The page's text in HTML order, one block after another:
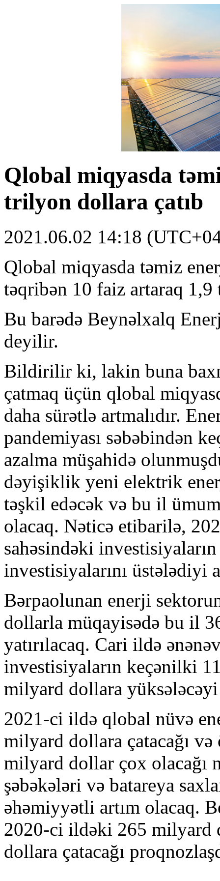
Qlobal miqyasda
trilyon dollara çatıb
2021.06.02 14:18
Qlobal miqyasda təmiz
təqribən 10 faiz artaraq
Bu barədə Beynəlxalq
deyilir.
Bildirilir ki, lakin buna
çatmaq üçün qlobal
daha sürətlə artmalıdır.
pandemiyası səbəbindən
azalma müşahidə
dəyişiklik yeni elektrik
təşkil edəcək və bu il
olacaq. Nəticə etibarilə,
sahəsindəki
investisiyalarını üstələdiyi
Bərpaolunan enerji
dollarla müqayisədə bu il
yatırılacaq. Cari ildə
investisiyaların keçənilki
milyard dollara
2021-ci ildə qlobal nüvə
milyard dollara çatacağı
milyard dollar çox olacağı
şəbəkələri və batareya
əhəmiyyətli artım olacaq.
2020-ci ildəki 265 milyard
dollara çatacağı